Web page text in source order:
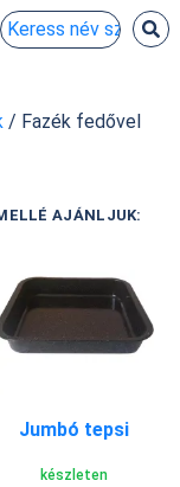
/ Fazék fedővel
AJÁNLJUK:
Jumbó tepsi
készleten